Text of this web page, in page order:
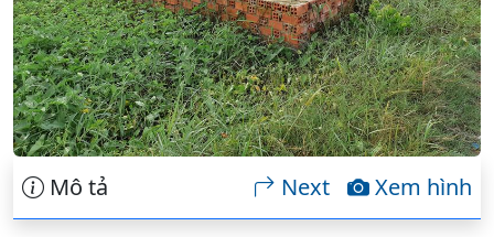
Mô tả Xem hình
Next